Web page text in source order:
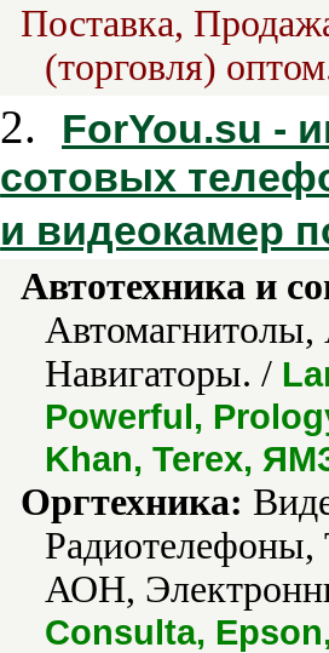
Поставка,
(торговля)
2.
ForYou.su -
сотовых
и видеокамер
Автотехника и
Автомагнитолы,
Навигаторы. /
Powerful,
Khan, Terex,
Оргтехника:
АОН,
Consulta,